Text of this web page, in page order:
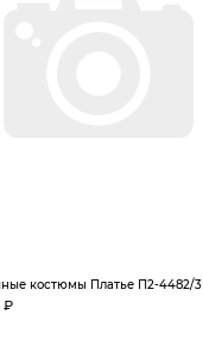
костюмы Платье П2-4482/3
₽